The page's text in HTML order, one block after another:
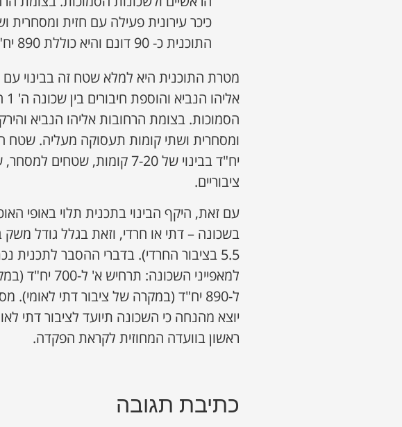
כיכר עירונית פעילה עם חזית
התוכנית כ- 90 דונם והיא כוללת 890 יח"ד"
מטרת התוכנית היא למלא שטח זה בבינוי עם
הסמוכות. בצומת הרחובות אליהו הנביא
יח"ד בבינוי של 7-20 קומות,
ציבוריים.
עם זאת, היקף הבינוי בתכנית תלוי באופי
5.5 בציבור החרדי). בדברי ההסבר
למאפייני
ל-890 יח"ד (במקרה של ציבור דתי
יוצא מהנחה כי השכונה תיועד לציבור דתי
ראשון בוועדה המחוזית לקראת הפקדה.
כתיבת תגובה